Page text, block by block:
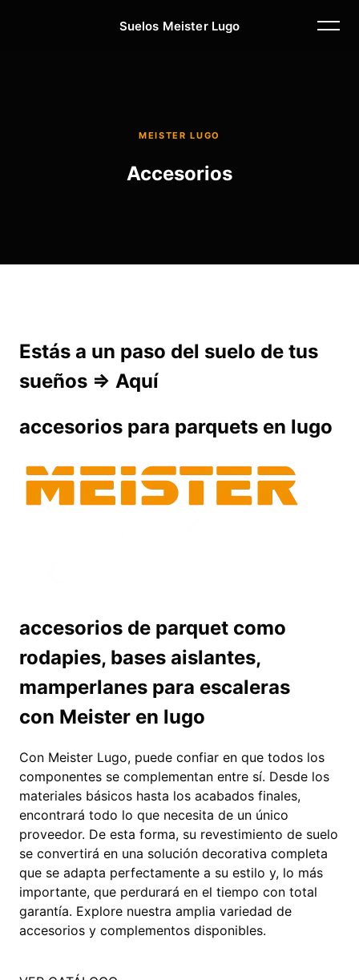
Suelos Meister Lugo
MEISTER LUGO
Accesorios
Estás a un paso del suelo de tus
sueños => Aquí
accesorios para parquets en lugo
accesorios de parquet como
rodapies, bases aislantes,
mamperlanes para escaleras
con Meister en lugo
Con Meister Lugo, puede confiar en que todos los
componentes se complementan entre sí. Desde los
materiales básicos hasta los acabados finales,
encontrará todo lo que necesita de un único
proveedor. De esta forma, su revestimiento de suelo
se convertirá en una solución decorativa completa
que se adapta perfectamente a su estilo y, lo más
importante, que perdurará en el tiempo con total
garantía. Explore nuestra amplia variedad de
accesorios y complementos disponibles.